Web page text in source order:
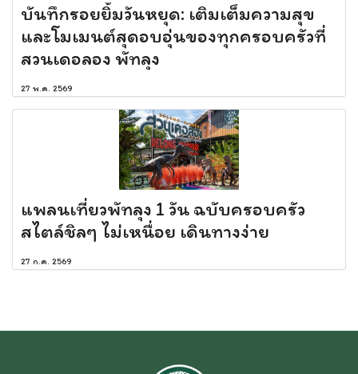
บันทึกรอยยิ้มวันหยุด: เติมเต็มความสุข
และโมเมนต์สุดอบอุ่นของทุกครอบครัวที่
สวนเดอลอง พัทลุง
27 พ.ค. 2569
แพลนเที่ยวพัทลุง 1 วัน ฉบับครอบครัว
สไตล์ชิลๆ ไม่เหนื่อย เดินทางง่าย
27 ก.ค. 2569